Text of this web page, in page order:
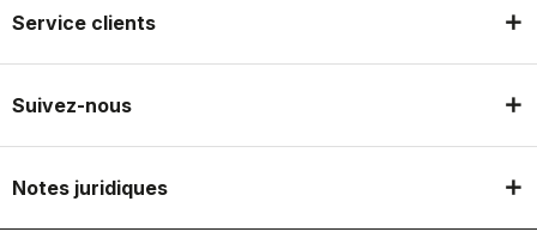
Service clients
Suivez-nous
Notes juridiques